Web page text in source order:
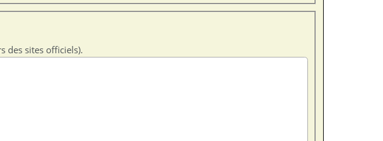
des sites officiels).